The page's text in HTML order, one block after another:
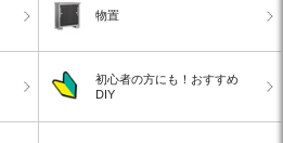
物置
初心者の方にも！おすすめ
DIY